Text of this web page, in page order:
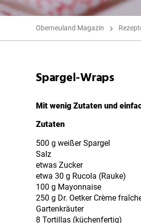
Oberneuland Magazin
Spargel-Wraps
Mit wenig Zutaten und
Zutaten
500 g weißer Spargel
Salz
etwas Zucker
etwa 30 g Rucola (Rauke)
100 g Mayonnaise
250 g Dr. Oetker Crème
Gartenkräuter
8 Tortillas (küchenfertig)